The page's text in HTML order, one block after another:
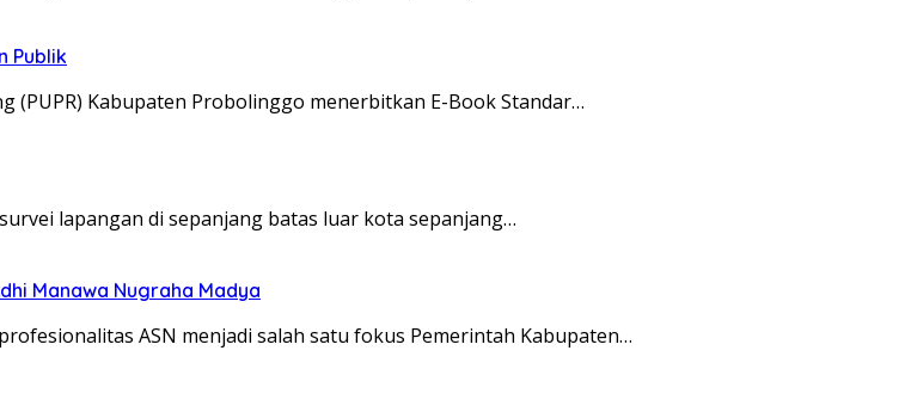
Publik
(PUPR) Kabupaten Probolinggo menerbitkan E-Book Standar…
lapangan di sepanjang batas luar kota sepanjang…
Manawa Nugraha Madya
ASN menjadi salah satu fokus Pemerintah Kabupaten…